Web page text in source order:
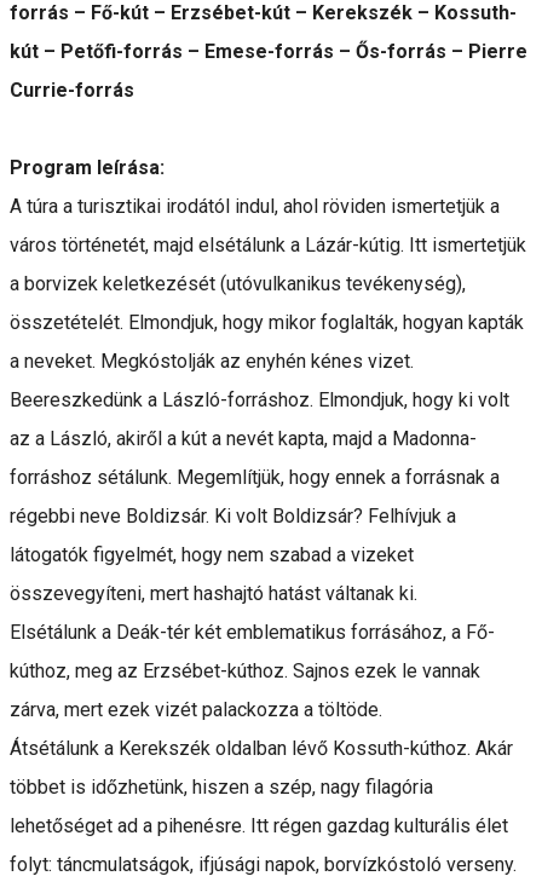
forrás – Fő-kút – Erzsébet-kút – Kerekszék – Kossuth-
kút – Petőfi-forrás – Emese-forrás – Ős-forrás – Pierre
Currie-forrás
Program leírása:
A túra a turisztikai irodától indul, ahol röviden ismertetjük a
város történetét, majd elsétálunk a Lázár-kútig. Itt ismertetjük
a borvizek keletkezését (utóvulkanikus tevékenység),
összetételét. Elmondjuk, hogy mikor foglalták, hogyan kapták
a neveket. Megkóstolják az enyhén kénes vizet.
Beereszkedünk a László-forráshoz. Elmondjuk, hogy ki volt
az a László, akiről a kút a nevét kapta, majd a Madonna-
forráshoz sétálunk. Megemlítjük, hogy ennek a forrásnak a
régebbi neve Boldizsár. Ki volt Boldizsár? Felhívjuk a
látogatók figyelmét, hogy nem szabad a vizeket
összevegyíteni, mert hashajtó hatást váltanak ki.
Elsétálunk a Deák-tér két emblematikus forrásához, a Fő-
kúthoz, meg az Erzsébet-kúthoz. Sajnos ezek le vannak
zárva, mert ezek vizét palackozza a töltöde.
Átsétálunk a Kerekszék oldalban lévő Kossuth-kúthoz. Akár
többet is időzhetünk, hiszen a szép, nagy filagória
lehetőséget ad a pihenésre. Itt régen gazdag kulturális élet
folyt: táncmulatságok, ifjúsági napok, borvízkóstoló verseny.